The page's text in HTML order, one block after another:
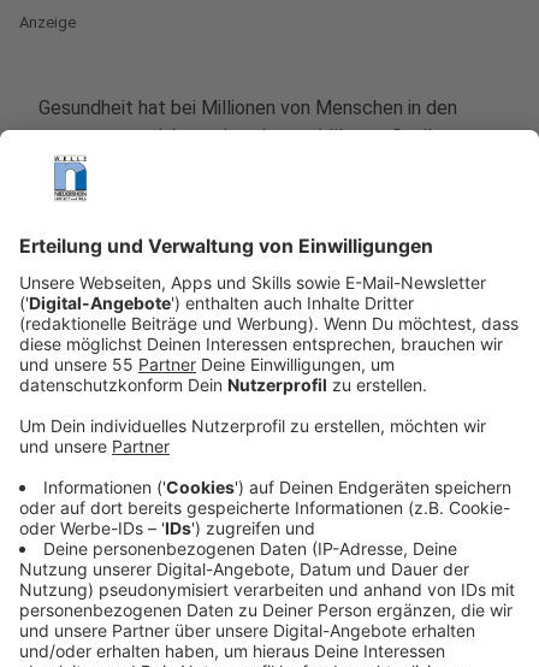
Anzeige
Gesundheit hat bei Millionen von Menschen in den
vergangenen Jahren einen immer höheren Stellenwert
erfahren. So kommt es nicht von ungefähr, dass
zehn Millionen in Fitnesstudios bundesweit in
die gesamte Fitnessbranche auf der FIBO in Köln aus.
Die Fitnessmesse findet dieses Jahr vom11. bis 14.
Aprilstatt.
Wir nehmen das zum Anlass, uns die aktuellen
Fitnesstrends einmal näher anzuschauen. Das
anerkannte American College of Sports Medicine
gibt
für jedes Jahr einen Trendbarometer heraus, welche
Anzeige
Wearables zum Training
Anzeige